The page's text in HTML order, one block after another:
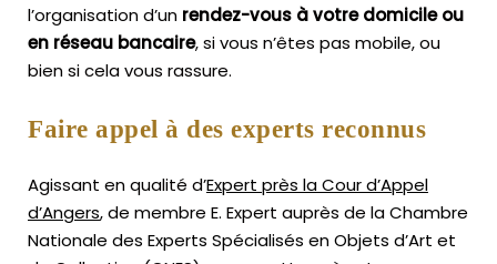
l’organisation d’un rendez-vous à votre domicile ou
en réseau bancaire, si vous n’êtes pas mobile, ou
bien si cela vous rassure.
Faire appel à des experts reconnus
Agissant en qualité d’Expert près la Cour d’Appel
d’Angers, de membre E. Expert auprès de laChambre
Nationale des Experts Spécialisés en Objets d’Art et